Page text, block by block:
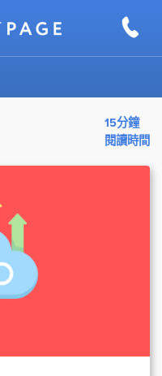
15分鐘
閱讀時間